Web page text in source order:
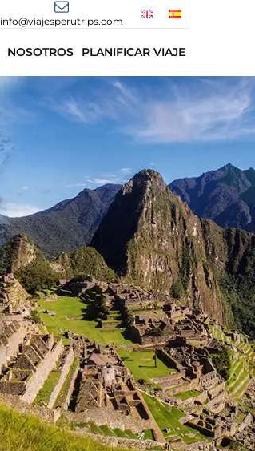
info@viajesperutrips.com
NOSOTROS PLANIFICAR VIAJE